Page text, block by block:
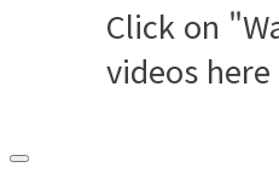
Click on
videos here